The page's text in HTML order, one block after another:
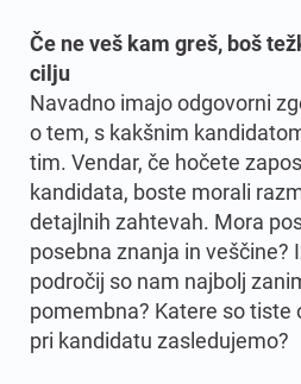
Če ne veš kam greš, boš
cilju
Navadno imajo odgovorni
o tem, s kakšnim
tim. Vendar, če hočete
kandidata, boste morali
detajlnih zahtevah. Mora
posebna znanja in veščine?
področij so nam najbolj
pomembna? Katere so tiste
pri kandidatu zasledujemo?